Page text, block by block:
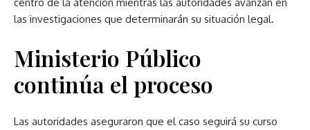
las investigaciones que determinarán su situación legal.
Ministerio Público
continúa el proceso
Las autoridades aseguraron que el caso seguirá su curso